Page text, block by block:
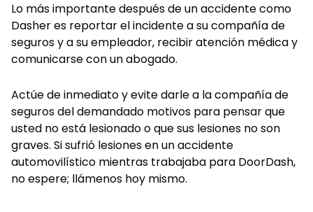
Lo más importante después de un accidente como
Dasher es reportar el incidente a su compañía de
seguros y a su empleador, recibir atención médica y
comunicarse con un abogado.
Actúe de inmediato y evite darle a la compañía de
seguros del demandado motivos para pensar que
usted no está lesionado o que sus lesiones no son
graves. Si sufrió lesiones en un accidente
automovilístico mientras trabajaba para DoorDash,
no espere; llámenos hoy mismo.